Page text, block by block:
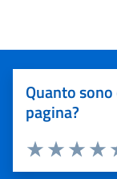
Quanto
pagina?
Valuta 3
Valuta 2
Valuta 1 stelle